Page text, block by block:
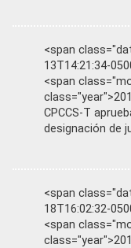
<span
13T14:21:34-
<span
CPCCS-T
designación de
<span
18T16:02:32-
<span